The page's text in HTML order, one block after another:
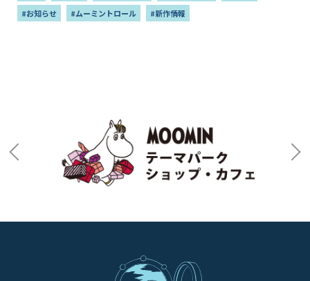
#お知らせ
#ムーミントロール #新作情報